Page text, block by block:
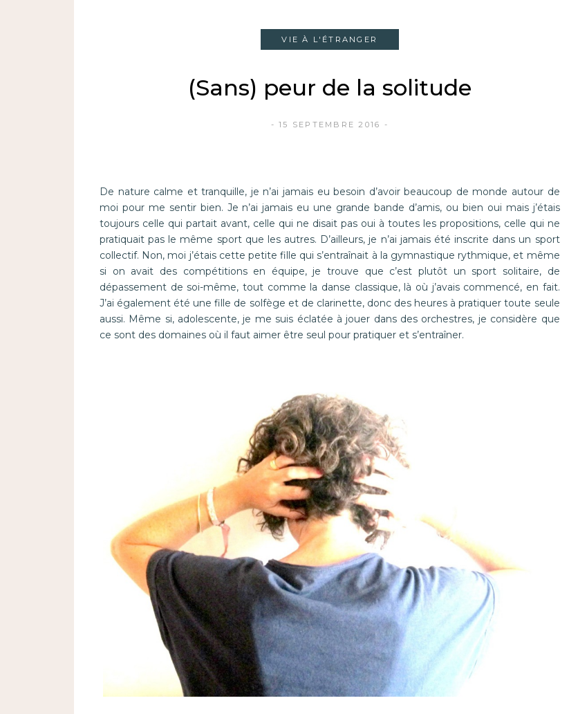
VIE À L'ÉTRANGER
(Sans) peur de la solitude
15 SEPTEMBRE 2016
De nature calme et tranquille, je n’ai jamais eu besoin d’avoir beaucoup de monde autour de
moi pour me sentir bien. Je n’ai jamais eu une grande bande d’amis, ou bien oui mais j’étais
toujours celle qui partait avant, celle qui ne disait pas oui à toutes les propositions, celle qui ne
pratiquait pas le même sport que les autres. D’ailleurs, je n’ai jamais été inscrite dans un sport
collectif. Non, moi j’étais cette petite fille qui s’entraînait à la gymnastique rythmique, et même
si on avait des compétitions en équipe, je trouve que c’est plutôt un sport solitaire, de
dépassement de soi-même, tout comme la danse classique, là où j’avais commencé, en fait.
J’ai également été une fille de solfège et de clarinette, donc des heures à pratiquer toute seule
aussi. Même si, adolescente, je me suis éclatée à jouer dans des orchestres, je considère que
ce sont des domaines où il faut aimer être seul pour pratiquer et s’entraîner.